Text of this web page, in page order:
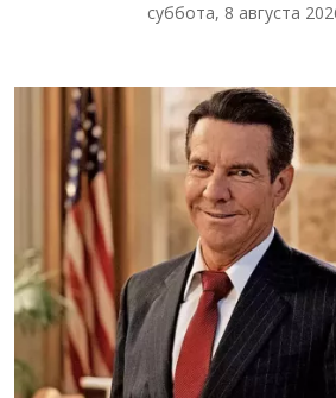
суббота, 8 августа